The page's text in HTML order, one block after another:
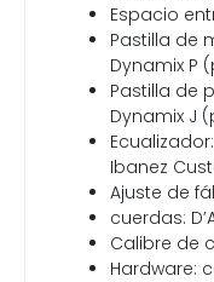
Espacio
Pastilla de
Dynamix P
Pastilla de
Dynamix J
Ibanez
Ajuste de
cuerdas:
Calibre de
Hardware: